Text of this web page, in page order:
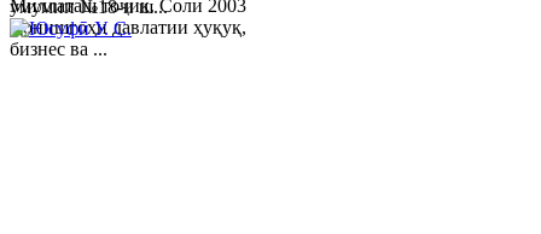
Миллаташ тоҷик. Соли 2003
Донишгоҳи давлатии ҳуқуқ,
бизнес ва ...
умумии №18-и ш...